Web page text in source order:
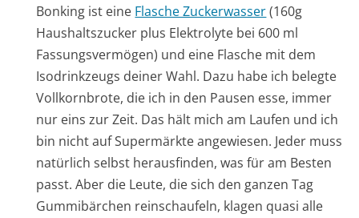
Bonking ist eine Flasche Zuckerwasser(160g
Haushaltszucker plus Elektrolyte bei 600 ml
Fassungsvermögen) und eine Flasche mit dem
Isodrinkzeugs deiner Wahl. Dazu habe ich belegte
Vollkornbrote, die ich in den Pausen esse, immer
nur eins zur Zeit. Das hält mich am Laufen und ich
bin nicht auf Supermärkte angewiesen. Jeder muss
natürlich selbst herausfinden, was für am Besten
passt. Aber die Leute, die sich den ganzen Tag
Gummibärchen reinschaufeln, klagen quasi alle